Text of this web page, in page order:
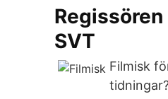
SVT
Filmisk